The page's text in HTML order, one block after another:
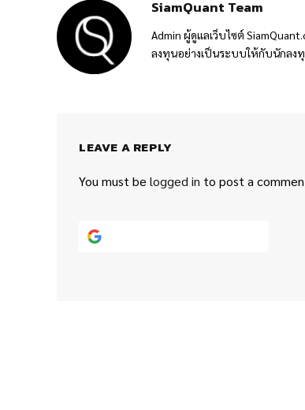
SiamQuant Team
Admin ผู้ดูแลเว็บไซต์
ลงทุนอย่างเป็นระบบให้กับนักลง
LEAVE A REPLY
You must be logged in to post a